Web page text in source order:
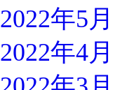
2022年5月
2022年4月